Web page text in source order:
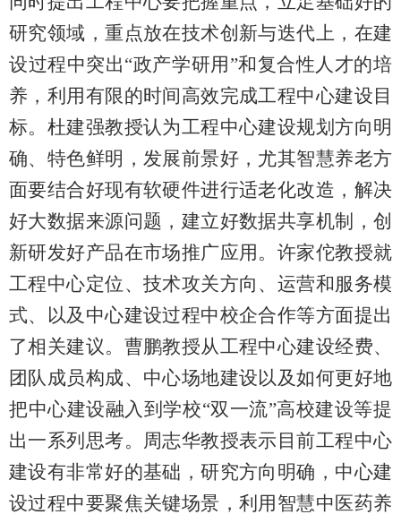
研究领域，重点放在技术创新与迭代上，在建
设过程中突出“政产学研用”和复合性人才的培
养，利用有限的时间高效完成工程中心建设目
标。杜建强教授认为工程中心建设规划方向明
确、特色鲜明，发展前景好，尤其智慧养老方
面要结合好现有软硬件进行适老化改造，解决
好大数据来源问题，建立好数据共享机制，创
新研发好产品在市场推广应用。许家佗教授就
工程中心定位、技术攻关方向、运营和服务模
式、以及中心建设过程中校企合作等方面提出
了相关建议。曹鹏教授从工程中心建设经费、
团队成员构成、中心场地建设以及如何更好地
把中心建设融入到学校“双一流”高校建设等提
出一系列思考。周志华教授表示目前工程中心
建设有非常好的基础，研究方向明确，中心建
设过程中要聚焦关键场景，利用智慧中医药养